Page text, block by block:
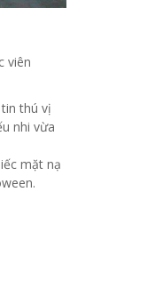
viên
thú vị
nhi vừa
mặt nạ